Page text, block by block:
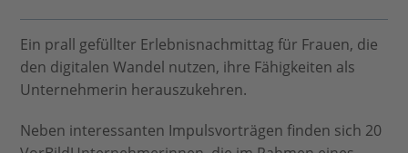
Ein prall gefüllter Erlebnisnachmittag für Frauen, die
den digitalen Wandel nutzen, ihre Fähigkeiten als
Unternehmerin herauszukehren.
Neben interessanten Impulsvorträgen finden sich 20